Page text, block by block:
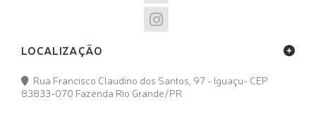
LOCALIZAÇÃO
Rua Francisco Claudino dos Santos, 97 - Iguaçu- CEP
83833-070 Fazenda Rio Grande/PR